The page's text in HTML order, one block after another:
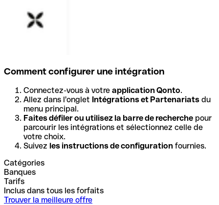
Comment configurer une intégration
Connectez-vous à votre application Qonto.
Allez dans l'onglet Intégrations et Partenariats du
menu principal.
Faites défiler ou utilisez la barre de recherche pour
parcourir les intégrations et sélectionnez celle de
votre choix.
Suivez les instructions de configuration fournies.
Catégories
Banques
Tarifs
Inclus dans tous les forfaits
Trouver la meilleure offre